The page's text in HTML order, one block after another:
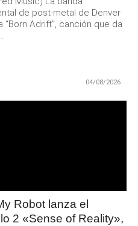
de post-metal de Denver
“Born Adrift”, canción que da
04/08/2026
Robot lanza el
2 «Sense of Reality»,